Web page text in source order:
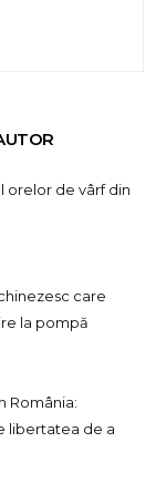
orelor de vârf din
care
la pompă
România:
libertatea de a